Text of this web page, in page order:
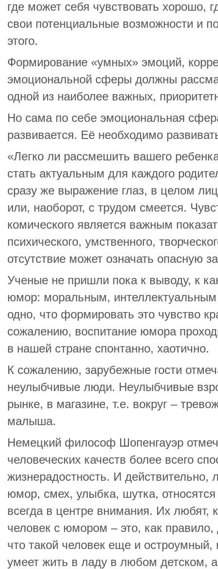
где может себя чувствовать хорошо,
свои потенциальные возможности и
этого.
Формирование «умных» эмоций,
эмоциональной сферы должны
одной из наиболее важных,
Но сама по себе эмоциональная
развивается. Её необходимо
«Легко ли рассмешить вашего
стать актуальным для каждого
сразу же выражение глаз, в целом
или, наоборот, с трудом смеется.
комического является важным
психического, умственного,
отсутствие может означать опасную
Ученые не пришли пока к выводу, к
юмор: моральным, интеллектуальным
одно, что формировать это чувство
сожалению, воспитание юмора
в нашей стране спонтанно, хаотично.
К сожалению, зарубежные гости
неулыбчивые люди. Неулыбчивые
рынке, в магазине, т.е. вокруг –
малыша.
Немецкий философ Шопенгауэр
человеческих качеств более всего
жизнерадостность. И
юмор, смех, улыбка, шутка,
всегда в центре внимания. Их любят,
человек с юмором – это, как
что такой человек еще и
умеет жить в ладу в любом детском,